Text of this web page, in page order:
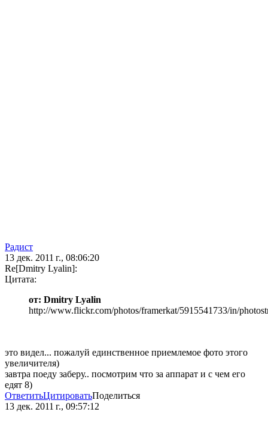
Радист
13 дек. 2011 г., 08:06:20
Re[Dmitry Lyalin]:
Цитата:
от: Dmitry Lyalin
http://www.flickr.com/photos/framerkat/5915541733/in/
это видел... пожалуй единственное приемлемое фото этого
увеличителя)
завтра поеду заберу.. посмотрим что за аппарат и с чем его
едят 8)
ОтветитьЦитироватьПоделиться
13 дек. 2011 г., 09:57:12